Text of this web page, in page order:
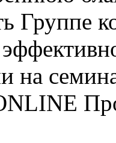
на